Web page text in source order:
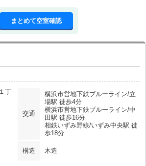
まとめて空室確認
丁
交通
横浜市営地下鉄ブルーライン/立
場駅 徒歩4分
横浜市営地下鉄ブルーライン/中
田駅 徒歩16分
相鉄いずみ野線/いずみ中央駅 徒
歩18分
構造 木造